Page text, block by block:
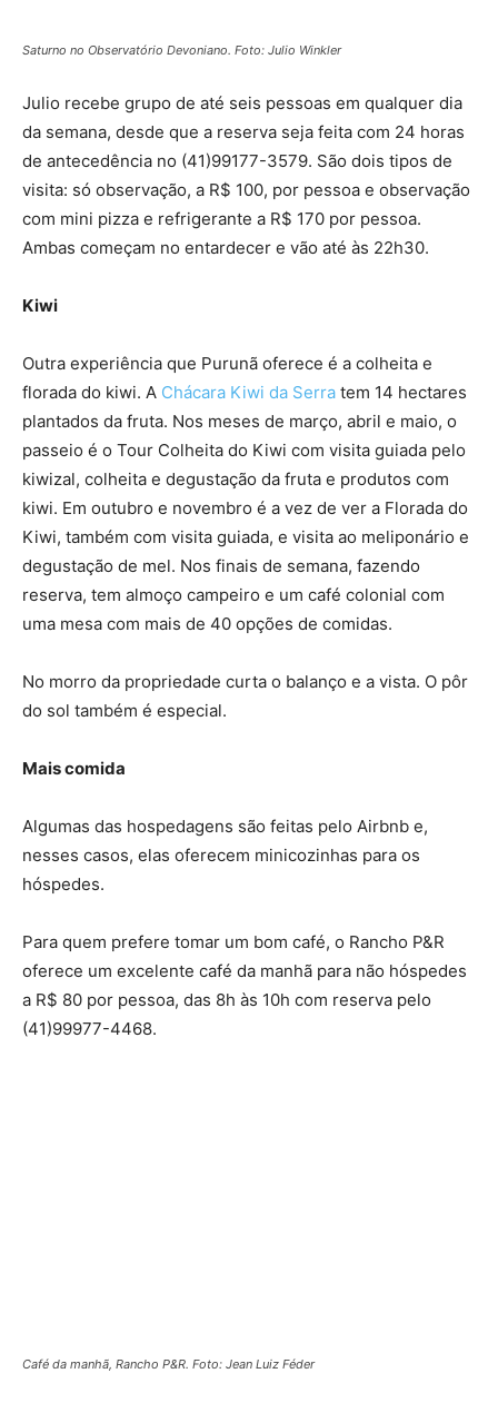
Saturno no Observatório Devoniano. Foto: Julio Winkler
Julio recebe grupo de até seis pessoas em qualquer dia
da semana, desde que a reserva seja feita com 24 horas
de antecedência no (41)99177-3579. São dois tipos de
visita: só observação, a R$ 100, por pessoa e observação
com mini pizza e refrigerante a R$ 170 por pessoa.
Ambas começam no entardecer e vão até às 22h30.
Kiwi
Outra experiência que Purunã oferece é a colheita e
florada do kiwi. A Chácara Kiwi da Serra tem 14 hectares
plantados da fruta. Nos meses de março, abril e maio, o
passeio é o Tour Colheita do Kiwi com visita guiada pelo
kiwizal, colheita e degustação da fruta e produtos com
kiwi. Em outubro e novembro é a vez de ver a Florada do
Kiwi, também com visita guiada, e visita ao meliponário e
degustação de mel. Nos finais de semana, fazendo
reserva, tem almoço campeiro e um café colonial com
uma mesa com mais de 40 opções de comidas.
No morro da propriedade curta o balanço e a vista. O pôr
do sol também é especial.
Mais comida
Algumas das hospedagens são feitas pelo Airbnb e,
nesses casos, elas oferecem minicozinhas para os
hóspedes.
Para quem prefere tomar um bom café, o Rancho P&R
oferece um excelente café da manhã para não hóspedes
a R$ 80 por pessoa, das 8h às 10h com reserva pelo
(41)99977-4468.
Café da manhã, Rancho P&R. Foto: Jean Luiz Féder